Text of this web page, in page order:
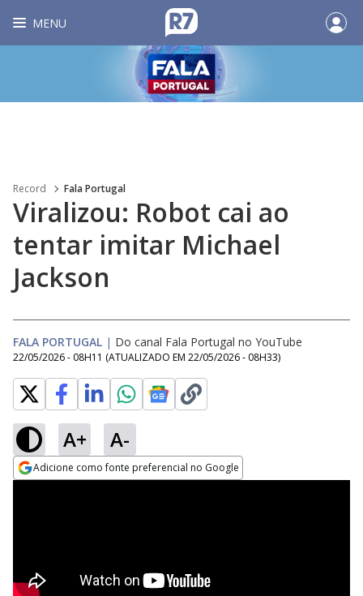
MENU
Record Fala Portugal
Viralizou: Robot cai ao
tentar imitar Michael
Jackson
FALA PORTUGAL | Do canal Fala Portugal no YouTube
22/05/2026 - 08H11 (ATUALIZADO EM 22/05/2026 - 08H33)
A+ A-
Adicione como fonte preferencial no Google